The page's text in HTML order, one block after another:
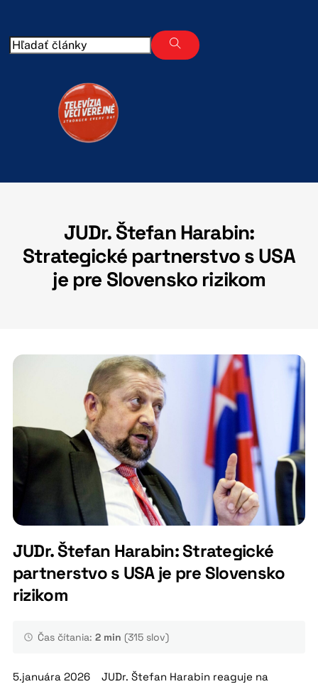
content
JUDr. Štefan Harabin:
Strategické partnerstvo s USA
je pre Slovensko rizikom
JUDr. Štefan Harabin: Strategické
partnerstvo s USA je pre Slovensko
rizikom
Čas čítania: 2 min (315 slov)
5.januára 2026 JUDr. Štefan Harabin reaguje na